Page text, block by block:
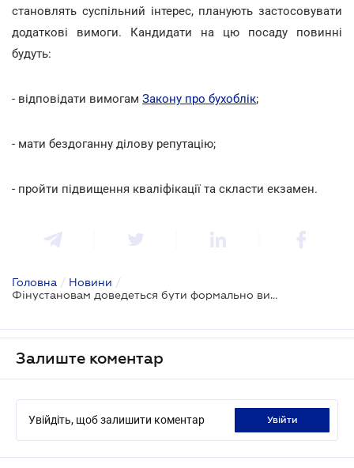
становлять суспільний інтерес, планують застосовувати
додаткові вимоги. Кандидати на цю посаду повинні
будуть:
- відповідати вимогам Закону про бухоблік;
- мати бездоганну ділову репутацію;
- пройти підвищення кваліфікації та скласти екзамен.
Головна / Новини /
Фінустановам доведеться бути формально вимогливішими до керівників та головних бухгалтерів
Залиште коментар
Увійдіть, щоб залишити коментар увійти